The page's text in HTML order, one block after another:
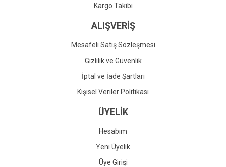
Kargo Takibi
ALIŞVERİŞ
Mesafeli Satış Sözleşmesi
Gizlilik ve Güvenlik
İptal ve İade Şartları
Kişisel Veriler Politikası
ÜYELİK
Hesabım
Yeni Üyelik
Üye Girişi